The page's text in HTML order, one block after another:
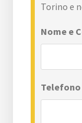
Torino e
Nome e
Telefono